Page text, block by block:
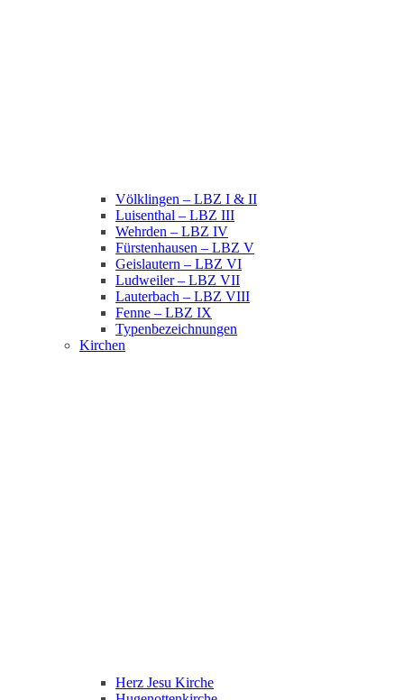
Völklingen – LBZ I & II
Luisenthal – LBZ III
Wehrden – LBZ IV
Fürstenhausen – LBZ V
Geislautern – LBZ VI
Ludweiler – LBZ VII
Lauterbach – LBZ VIII
Fenne – LBZ IX
Typenbezeichnungen
Kirchen
Herz Jesu Kirche